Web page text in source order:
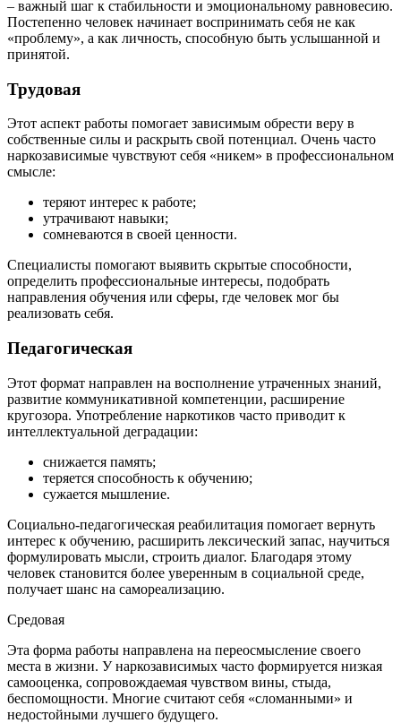
– важный шаг к стабильности и эмоциональному равновесию.
Постепенно человек начинает воспринимать себя не как
«проблему», а как личность, способную быть услышанной и
принятой.
Трудовая
Этот аспект работы помогает зависимым обрести веру в
собственные силы и раскрыть свой потенциал. Очень часто
наркозависимые чувствуют себя «никем» в профессиональном
смысле:
теряют интерес к работе;
утрачивают навыки;
сомневаются в своей ценности.
Специалисты помогают выявить скрытые способности,
определить профессиональные интересы, подобрать
направления обучения или сферы, где человек мог бы
реализовать себя.
Педагогическая
Этот формат направлен на восполнение утраченных знаний,
развитие коммуникативной компетенции, расширение
кругозора. Употребление наркотиков часто приводит к
интеллектуальной деградации:
снижается память;
теряется способность к обучению;
сужается мышление.
Социально-педагогическая реабилитация помогает вернуть
интерес к обучению, расширить лексический запас, научиться
формулировать мысли, строить диалог. Благодаря этому
человек становится более уверенным в социальной среде,
получает шанс на самореализацию.
Средовая
Эта форма работы направлена на переосмысление своего
места в жизни. У наркозависимых часто формируется низкая
самооценка, сопровождаемая чувством вины, стыда,
беспомощности. Многие считают себя «сломанными» и
недостойными лучшего будущего.